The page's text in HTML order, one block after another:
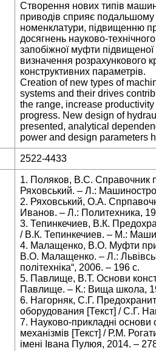
Створення нових типів машин
приводів сприяє подальшому
номенклатури, підвищенню
досягнень науково-
запобіжної муфти підвищеної
визначення розрахункового
конструктивних параметрів.
Creation of new types of
systems and their drives
the range, increase
progress. New design of
presented, analytical
power and design parameters
2522-4433
1. Поляков, В.С. Справочник
Ряховський. – Л.:
2. Ряховський, О.А.
Иванов. – Л.: Политехника,
3. Тепинкечиев, В.К.
/ В.К. Тепинкечиев. – М.:
4. Малащенко, В.О. Муфти
В.О. Малащенко. – Л.:
політехніка“, 2006. – 196 с.
5. Павлище, В.Т. Основи
Павлище. – К.: Вища школа,
6. Нагорняк, С.Г.
оборудования [Текст] / С.Г.
7. Науково-прикладні основи
механізмів [Текст] / Р.М.
імені Івана Пулюя, 2014. –